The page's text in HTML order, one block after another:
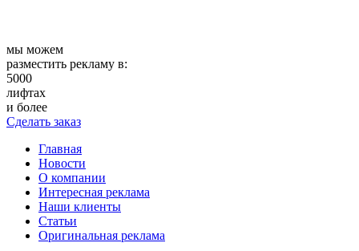
мы можем
разместить рекламу в:
5000
лифтах
и более
Сделать заказ
Главная
Новости
О компании
Интересная реклама
Наши клиенты
Статьи
Оригинальная реклама